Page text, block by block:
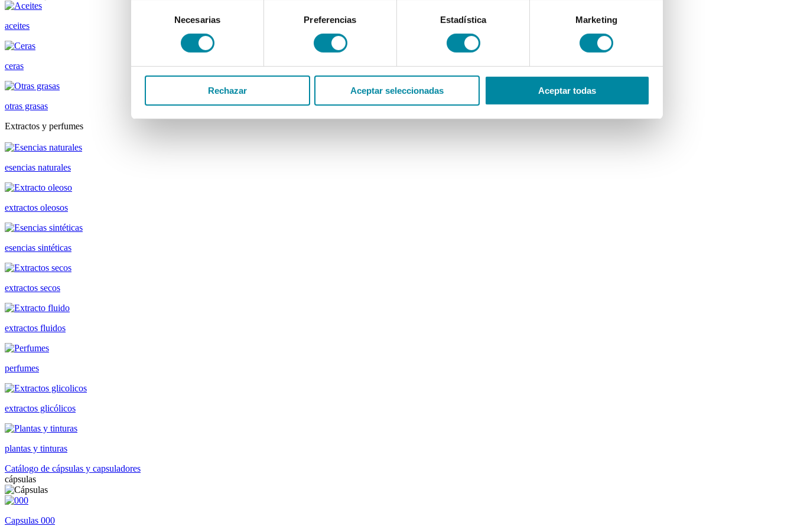
consentimiento
Necesarias Preferencias Estadística Marketing
Rechazar Aceptar seleccionadas Aceptar todas
aceites
ceras
otras grasas
Extractos y perfumes
esencias naturales
extractos oleosos
esencias sintéticas
extractos secos
extractos fluidos
perfumes
extractos glicólicos
plantas y tinturas
Catálogo de cápsulas y capsuladores
cápsulas
Capsulas 000